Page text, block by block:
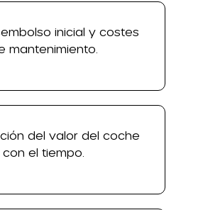
inicial y costes
mantenimiento.
del valor del coche
con el tiempo.